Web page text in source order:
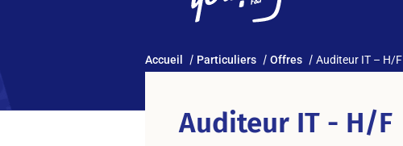
Accueil Particuliers Offres Auditeur IT – H/F
Auditeur IT - H/F